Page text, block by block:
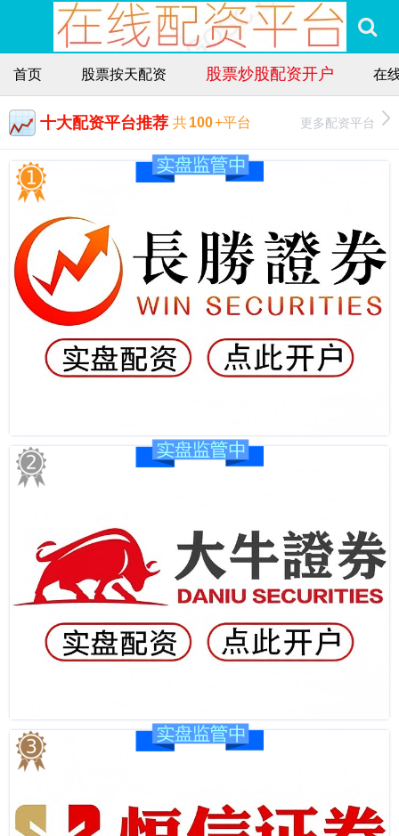
首页 股票按天配资 股票炒股配资开户 在
十大配资平台推荐 共100+平台 更多配资平台